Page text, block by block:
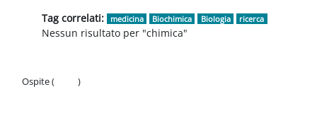
Tag correlati: medicina Biochimica Biologia ricerca
Nessun risultato per "chimica"
Ospite (
)